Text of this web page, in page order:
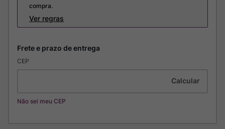
compra.
Ver regras
CEP
Não sei meu CEP